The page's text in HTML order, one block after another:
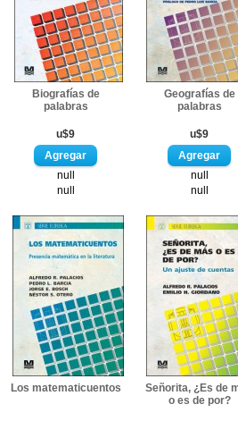
Biografías de
palabras
u$9
null
null
Geografías de
palabras
u$9
null
null
Los matematicuentos
Señorita, ¿Es de
o es de por?